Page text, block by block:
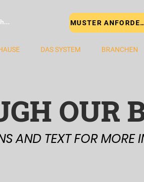
DAS SYSTEM BRANCHEN
MUSTER
OUR
AND TEXT FOR MORE